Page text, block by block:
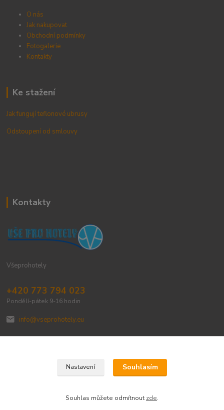
O nás
Jak nakupovat
Obchodní podmínky
Fotogalerie
Kontakty
Ke stažení
Jak fungují teflonové ubrusy
Odstoupení od smlouvy
Kontakty
Všeprohotely
+420 773 794 023
Pondělí-pátek 9-16 hodin
info@vseprohotely.eu
Upravit sběr cookies.
Nastavení Souhlasím
Souhlas můžete odmítnout zde.